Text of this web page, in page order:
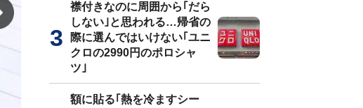
襟付きなのに周囲から｢だら
しない｣と思われる…帰省の
際に選んではいけない｢ユニ
クロの2990円のポロシャ
ツ｣
額に貼る｢熱を冷ますシー